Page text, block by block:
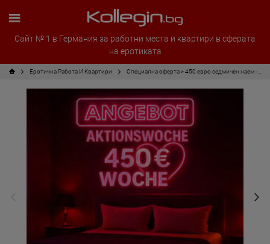
Сайт № 1 в Германия за работни места и квартири в сферата
на еротиката
Еротична Работа И Квартири